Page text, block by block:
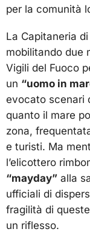
per la comunità
La Capitaneria
mobilitando due
Vigili del Fuoco
un “uomo in
evocato scenari
quanto il mare
zona,
e turisti. Ma
l’elicottero
“mayday” alla
ufficiali di
fragilità di
un riflesso.